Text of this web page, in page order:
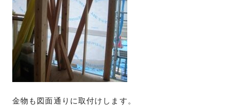
金物も図面通りに取付けします。